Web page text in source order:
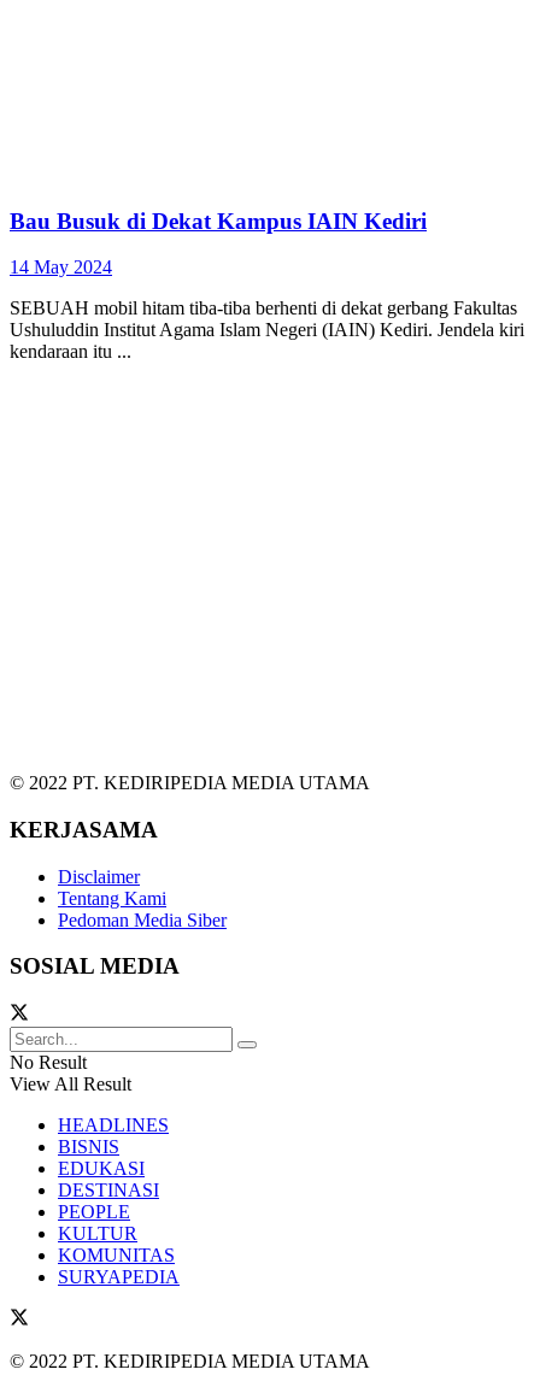
Bau Busuk di Dekat Kampus IAIN Kediri
14 May 2024
SEBUAH mobil hitam tiba-tiba berhenti di dekat gerbang Fakultas
Ushuluddin Institut Agama Islam Negeri (IAIN) Kediri. Jendela kiri
kendaraan itu ...
© 2022 PT. KEDIRIPEDIA MEDIA UTAMA
KERJASAMA
Disclaimer
Tentang Kami
Pedoman Media Siber
SOSIAL MEDIA
No Result
View All Result
HEADLINES
BISNIS
EDUKASI
DESTINASI
PEOPLE
KULTUR
KOMUNITAS
SURYAPEDIA
© 2022 PT. KEDIRIPEDIA MEDIA UTAMA